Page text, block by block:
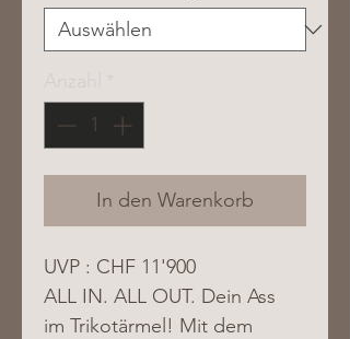
In den Warenkorb
UVP : CHF 11'900
ALL IN. ALL OUT. Dein Ass
im Trikotärmel! Mit dem